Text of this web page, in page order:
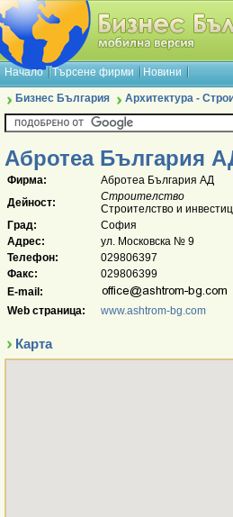
Начало Търсене фирми Новини
Бизнес България Архитектура -
Абротеа България
Фирма:
Абротеа България АД
Дейност:
Строителство
Строителство и
Град:
София
Адрес:
ул. Московска № 9
Телефон:
029806397
Факс:
029806399
E-mail:
Web страница:
www.ashtrom-bg.com
Карта